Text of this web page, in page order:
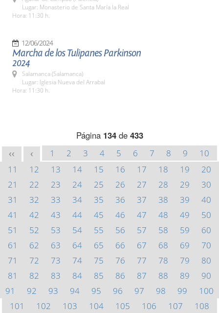
Lugar: Monasterio de Santa María la Real
Hora: 11:30 h.
12/06/2024
Marcha de los Tulipanes Parkinson
2024
Salamanca (Salamanca)
Lugar: Iglesia Nueva del Arrabal
Hora: 11:30 h.
Página 134de 433
<< < 1 2 3 4 5 6 7 8 9
10
11
12 13 14 15 16 17 18 19
20
21
22 23 24 25 26 27 28 29
30
31
32 33 34 35 36 37 38 39
40
41
42 43 44 45 46 47 48 49
50
51
52 53 54 55 56 57 58 59
60
61
62 63 64 65 66 67 68 69
70
71
72 73 74 75 76 77 78 79
80
81
82 83 84 85 86 87 88 89
90
91
92 93 94 95 96 97 98 99
100
101
102 103 104 105 106 107
108